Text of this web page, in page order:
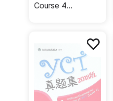
Course 4